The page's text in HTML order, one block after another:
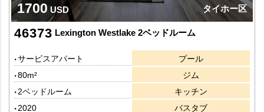
1700 USD タイホー区
46373 Lexington Westlake 2ベッドルーム
サービスアパート
80m²
2ベッドルーム
2020
プール
ジム
キッチン
バスタブ